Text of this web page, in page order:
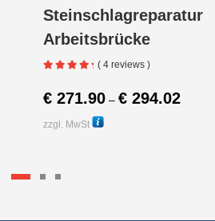
Steinschlagreparatur
Arbeitsbrücke
( 4 reviews )
€ 271.90 – € 294.02
zzgl. MwSt